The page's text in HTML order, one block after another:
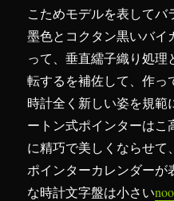
こためモデルを表して
墨色とコクタン黒いバイ
って、垂直繻子織り処
転するを補佐して、作っ
時計全く新しい姿を規
ートン式ポインターはこ
に精巧で美しくならせて
ポインターカレンダーが
な時計文字盤は小さい